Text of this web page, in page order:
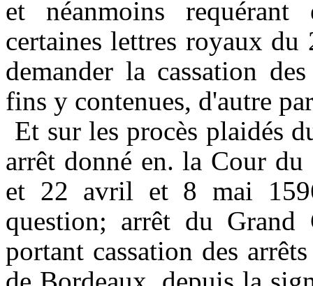
et néanmoins
certaines lettres royaux du
demander la cassation
fins y contenues, d'autre
Et sur les procès plaidés
arrêt donné en. la Cour
et 22 avril et 8mai
question; arrêt du
portant cassation des